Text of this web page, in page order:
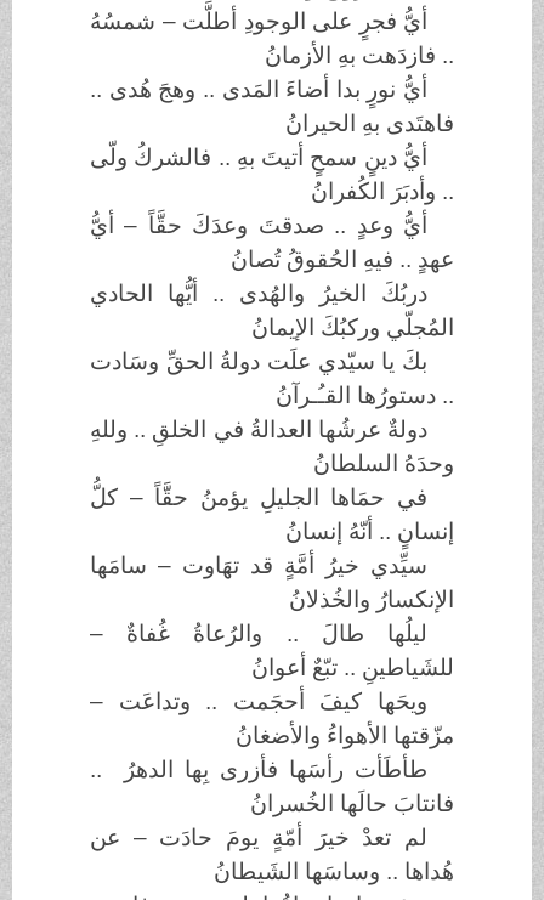
أيُّ فجرٍ على الوجودِ أطلَّت – شمسُهُ
.. فازدَهت بهِ الأزمانُ
أيُّ نورٍ بدا أضاءَ المَدى .. وهجَ هُدى ..
فاهتَدى بهِ الحيرانُ
أيُّ دينٍ سمحٍ أتيتَ بهِ .. فالشركُ ولّى
.. وأدبَرَ الكُفرانُ
أيُّ وعدٍ .. صدقتَ وعدَكَ حقَّاً – أيُّ
عهدٍ .. فيهِ الحُقوقُ تُصانُ
دربُكَ الخيرُ والهُدى .. أيُّها الحادي
المُجلّي وركبُكَ الإيمانُ
بكَ يا سيّدي علَت دولةُ الحقِّ وسَادت
.. دستورُها القـُـرآنُ
دولةٌ عرشُها العدالةُ في الخلقِ .. وللهِ
وحدَهُ السلطانُ
في حمَاها الجليلِ يؤمنُ حقَّاً – كلُّ
إنسانٍ .. أنّهُ إنسانُ
سيِّدي خيرُ أمَّةٍ قد تهَاوت – سامَها
الإنكسارُ والخُذلانُ
ليلُها طالَ .. والرُعاةُ غُفاةٌ –
للشَياطينِ .. تبّعٌ أعوانُ
ويحَها كيفَ أحجَمت .. وتداعَت –
مزّقتها الأهواءُ والأضغانُ
طأطَأت رأسَها فأزرى بِها الدهرُ ..
فانتابَ حالَها الخُسرانُ
لم تعدْ خيرَ أمّةٍ يومَ حادَت – عن
هُداها .. وساسَها الشَيطانُ